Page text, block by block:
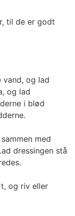
til de er godt
vand, og lad
og lad
i blød
med
dressingen stå
og riv eller